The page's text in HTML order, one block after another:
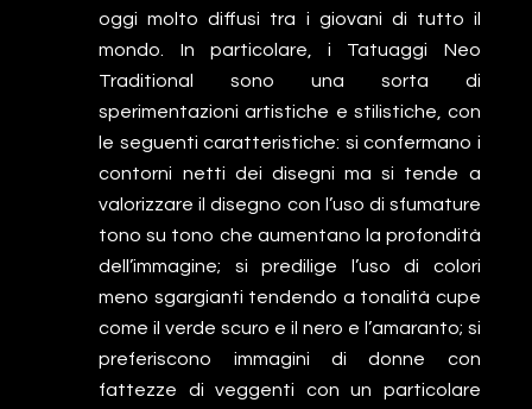
oggi molto diffusi tra i giovani di tutto il
mondo. In particolare, i Tatuaggi Neo
Traditional sono una sorta di
sperimentazioni artistiche e stilistiche, con
le seguenti caratteristiche: si confermano i
contorni netti dei disegni ma si tende a
valorizzare il disegno con l’uso di sfumature
tono su tono che aumentano la profondità
dell’immagine; si predilige l’uso di colori
meno sgargianti tendendo a tonalità cupe
come il verde scuro e il nero e l’amaranto; si
preferiscono immagini di donne con
fattezze di veggenti con un particolare